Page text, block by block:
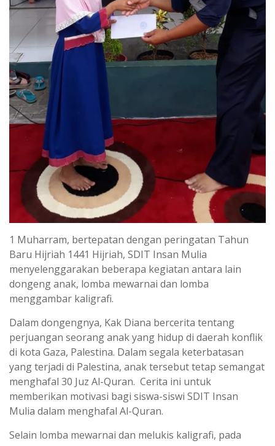
1 Muharram, bertepatan dengan peringatan Tahun
Baru Hijriah 1441 Hijriah, SDIT Insan Mulia
menyelenggarakan beberapa kegiatan antara lain
dongeng anak, lomba mewarnai dan lomba
menggambar kaligrafi.
Dalam dongengnya, Kak Diana bercerita tentang
perjuangan seorang anak yang hidup di daerah konflik
di kota Gaza, Palestina. Dalam segala keterbatasan
yang terjadi di Palestina, anak tersebut tetap semangat
menghafal 30 Juz Al-Quran. Cerita ini untuk
memberikan motivasi bagi siswa-siswi SDIT Insan
Mulia dalam menghafal Al-Quran.
Selain lomba mewarnai dan melukis kaligrafi, pada